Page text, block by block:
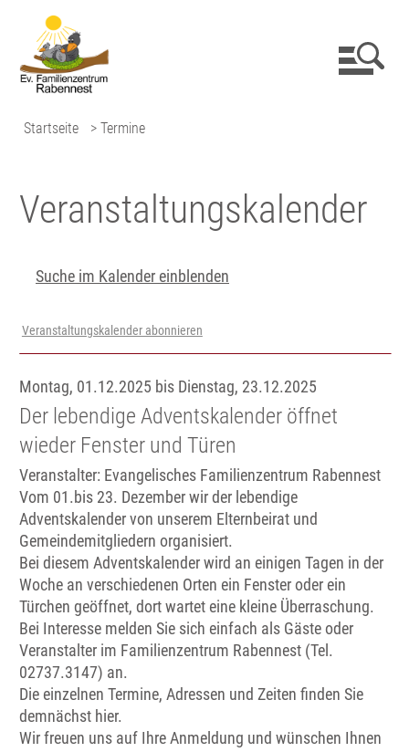
Startseite > Termine
Veranstaltungs­kalender
Suche im Kalender einblenden
Veranstaltungskalender abonnieren
Montag, 01.12.2025 bis Dienstag, 23.12.2025
Der lebendige Adventskalender öffnet
wieder Fenster und Türen
Veranstalter: Evangelisches Familienzentrum Rabennest
Vom 01.bis 23. Dezember wir der lebendige
Adventskalender von unserem Elternbeirat und
Gemeindemitgliedern organisiert.
Bei diesem Adventskalender wird an einigen Tagen in der
Woche an verschiedenen Orten ein Fenster oder ein
Türchen geöffnet, dort wartet eine kleine Überraschung.
Bei Interesse melden Sie sich einfach als Gäste oder
Veranstalter im Familienzentrum Rabennest (Tel.
02737.3147) an.
Die einzelnen Termine, Adressen und Zeiten finden Sie
demnächst hier.
Wir freuen uns auf Ihre Anmeldung und wünschen Ihnen